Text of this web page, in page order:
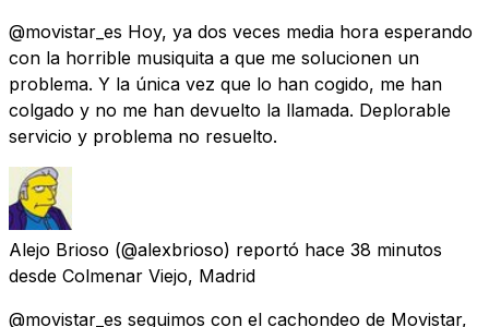
@movistar_es Hoy, ya dos veces media hora esperando
con la horrible musiquita a que me solucionen un
problema. Y la única vez que lo han cogido, me han
colgado y no me han devuelto la llamada. Deplorable
servicio y problema no resuelto.
Alejo Brioso (@alexbrioso) reportó hace 38 minutos
desde Colmenar Viejo, Madrid
@movistar_es seguimos con el cachondeo de Movistar,